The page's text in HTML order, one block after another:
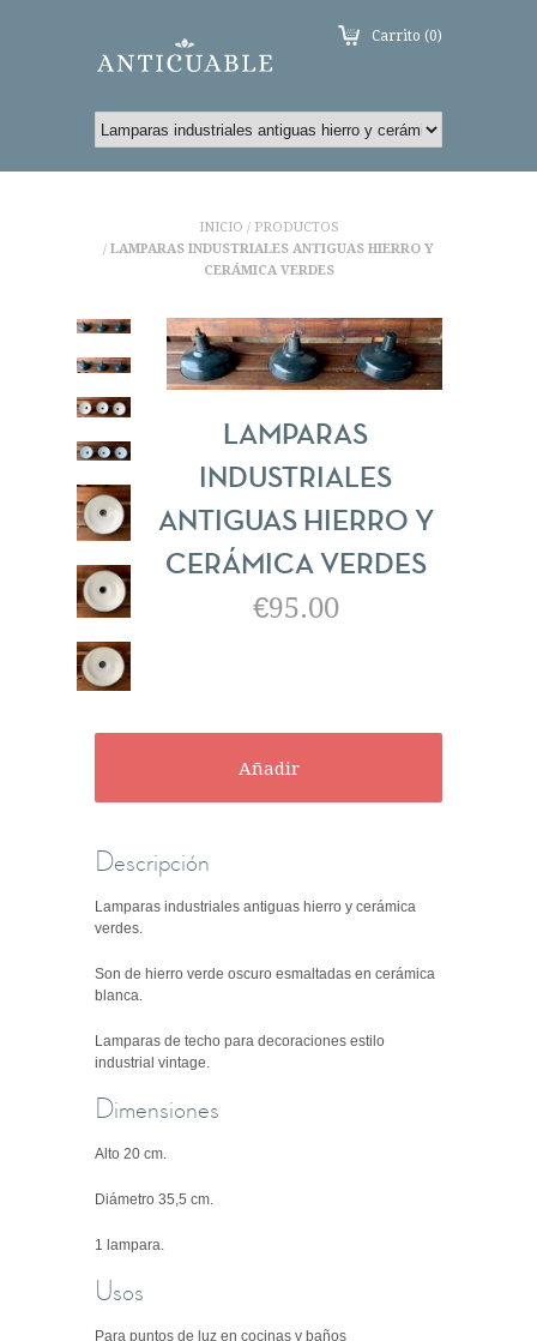
Carrito (0)
INICIO / PRODUCTOS
/ LAMPARAS INDUSTRIALES ANTIGUAS HIERRO Y
CERÁMICA VERDES
LAMPARAS
INDUSTRIALES
ANTIGUAS HIERRO Y
CERÁMICA VERDES
€95.00
Descripción
Lamparas industriales antiguas hierro y cerámica
verdes.
Son de hierro verde oscuro esmaltadas en cerámica
blanca.
Lamparas de techo para decoraciones estilo
industrial vintage.
Dimensiones
Alto 20 cm.
Diámetro 35,5 cm.
1 lampara.
Usos
Para puntos de luz en cocinas y baños